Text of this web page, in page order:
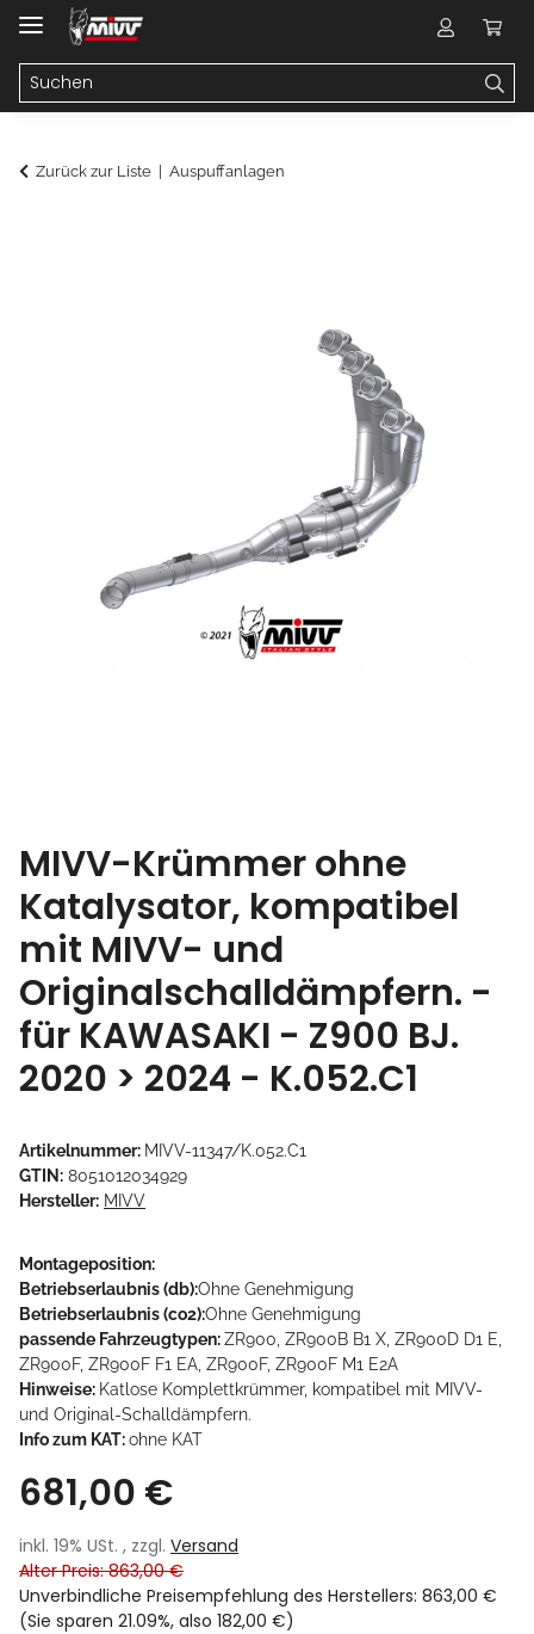
Zurück zur Liste Auspuffanlagen
MIVV-Krümmer ohne
Katalysator, kompatibel
mit MIVV- und
Originalschalldämpfern. -
für KAWASAKI - Z900 BJ.
2020 > 2024 - K.052.C1
Artikelnummer: MIVV-11347/K.052.C1
GTIN: 8051012034929
Hersteller: MIVV
Montageposition:
Betriebserlaubnis (db):Ohne Genehmigung
Betriebserlaubnis (co2):Ohne Genehmigung
passende Fahrzeugtypen:ZR900, ZR900B B1 X, ZR900D D1 E,
ZR900F, ZR900F F1 EA, ZR900F, ZR900F M1 E2A
Hinweise: Katlose Komplettkrümmer, kompatibel mit MIVV-
und Original-Schalldämpfern.
Info zum KAT:ohne KAT
681,00 €
inkl. 19% USt. , zzgl. Versand
Alter Preis: 863,00 €
Unverbindliche Preisempfehlung des Herstellers: 863,00 €
(Sie sparen 21.09%, also 182,00 €)